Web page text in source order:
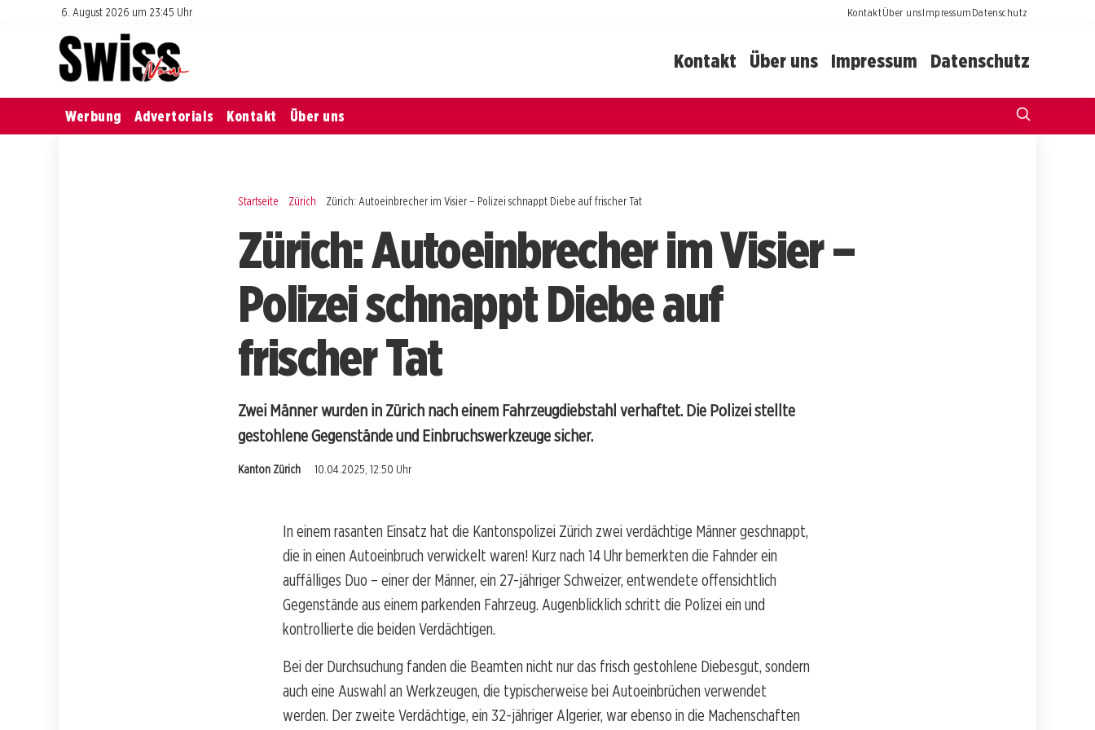
6. August 2026 um 23:45 Uhr KontaktÜber unsImpressumDatenschutz
Kontakt Über uns Impressum Datenschutz
Werbung Advertorials Kontakt Über uns
Startseite Zürich Zürich: Autoeinbrecher im Visier – Polizei schnappt Diebe auf frischer Tat
Zürich: Autoeinbrecher im Visier –
Polizei schnappt Diebe auf
frischer Tat
Zwei Männer wurden in Zürich nach einem Fahrzeugdiebstahl verhaftet. Die Polizei stellte
gestohlene Gegenstände und Einbruchswerkzeuge sicher.
Kanton Zürich 10.04.2025, 12:50 Uhr
In einem rasanten Einsatz hat die Kantonspolizei Zürich zwei verdächtige Männer geschnappt,
die in einen Autoeinbruch verwickelt waren! Kurz nach 14 Uhr bemerkten die Fahnder ein
auffälliges Duo – einer der Männer, ein 27-jähriger Schweizer, entwendete offensichtlich
Gegenstände aus einem parkenden Fahrzeug. Augenblicklich schritt die Polizei ein und
kontrollierte die beiden Verdächtigen.
Bei der Durchsuchung fanden die Beamten nicht nur das frisch gestohlene Diebesgut, sondern
auch eine Auswahl an Werkzeugen, die typischerweise bei Autoeinbrüchen verwendet
werden. Der zweite Verdächtige, ein 32-jähriger Algerier, war ebenso in die Machenschaften